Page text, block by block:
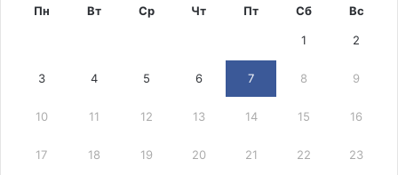
Пн Вт Ср Чт Пт Сб Вс
1 2
3 4 5 6 7 8 9
10 11 12 13 14 15 16
17 18 19 20 21 22 23